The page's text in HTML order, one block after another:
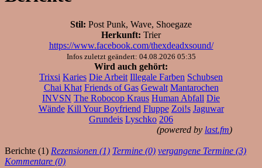
Stil: Post Punk, Wave, Shoegaze
Herkunft: Trier
https://www.facebook.com/thexdeadxsound/
Infos zuletzt geändert: 04.08.2026 05:35
Wird auch gehört:
Trixsi Karies Die Arbeit Illegale Farben Schubsen
Chai Khat Friends of Gas Gewalt Mantarochen
INVSN The Robocop Kraus Human Abfall Die
Wände Kill Your Boyfriend Fluppe Zoi!s Jaguwar
Grundeis Lyschko 206
(powered by last.fm)
Berichte (1) Rezensionen (1) Termine (0) vergangene Termine (3)
Kommentare (0)